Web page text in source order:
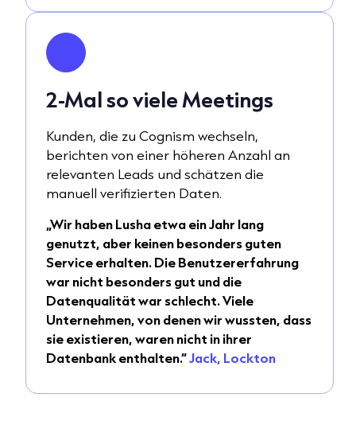
2-Mal so viele Meetings
Kunden, die zu Cognism wechseln,
berichten von einer höheren Anzahl an
relevanten Leads und schätzen die
manuell verifizierten Daten.
„Wir haben Lusha etwa ein Jahr lang
genutzt, aber keinen besonders guten
Service erhalten. Die Benutzererfahrung
war nicht besonders gut und die
Datenqualität war schlecht. Viele
Unternehmen, von denen wir wussten, dass
sie existieren, waren nicht in ihrer
Datenbank enthalten.“Jack, Lockton